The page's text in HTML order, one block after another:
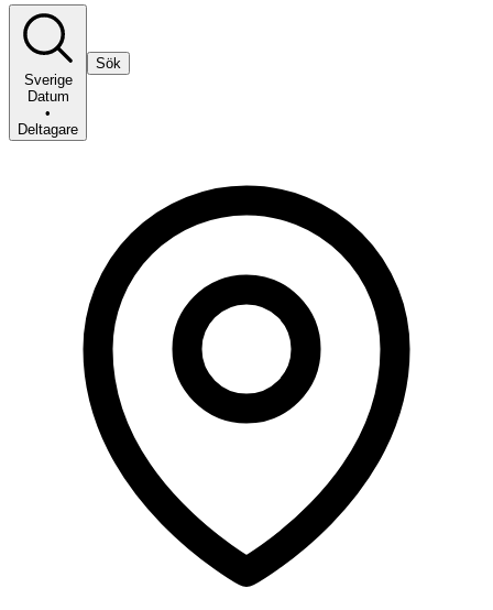
Sverige
Datum
•
Deltagare
Sök